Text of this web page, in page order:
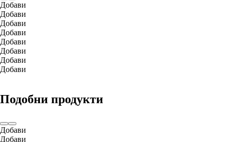
Добави
Добави
Добави
Добави
Добави
Добави
Добави
Добави
Подобни продукти
Добави
Добави